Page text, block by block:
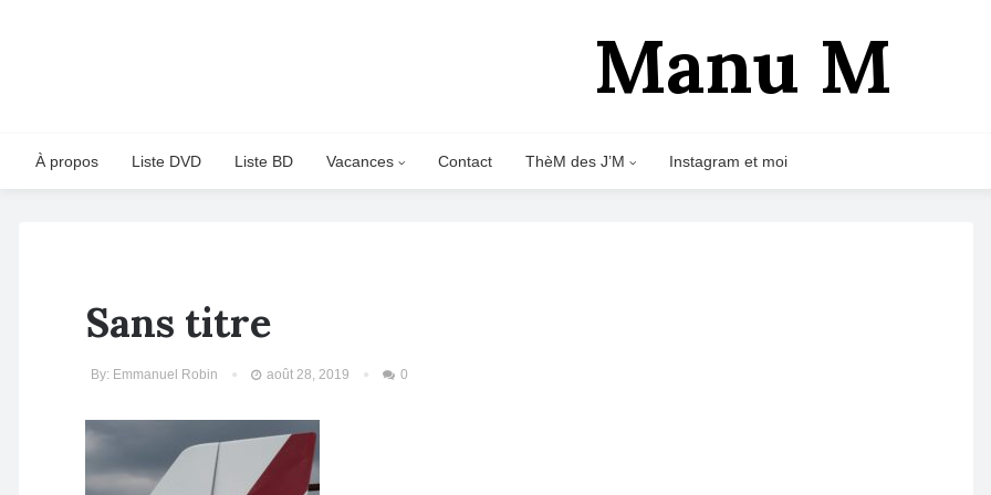
Manu M
À propos Liste DVD Liste BD Vacances Contact ThèM des J’M Instagram et moi
Sans titre
By: Emmanuel Robin août 28, 2019 0